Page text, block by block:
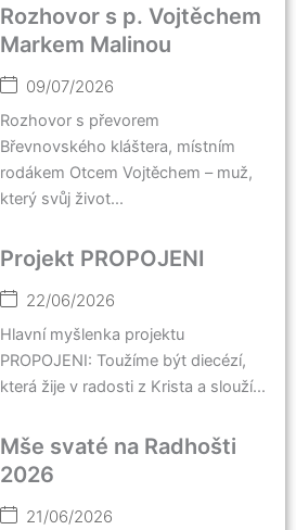
Rozhovor s p. Vojtěchem
Markem Malinou
09/07/2026
Rozhovor s převorem
Břevnovského kláštera, místním
rodákem Otcem Vojtěchem – muž,
který svůj život...
Projekt PROPOJENI
22/06/2026
Hlavní myšlenka projektu
PROPOJENI: Toužíme být diecézí,
která žije v radosti z Krista a slouží...
Mše svaté na Radhošti
2026
21/06/2026